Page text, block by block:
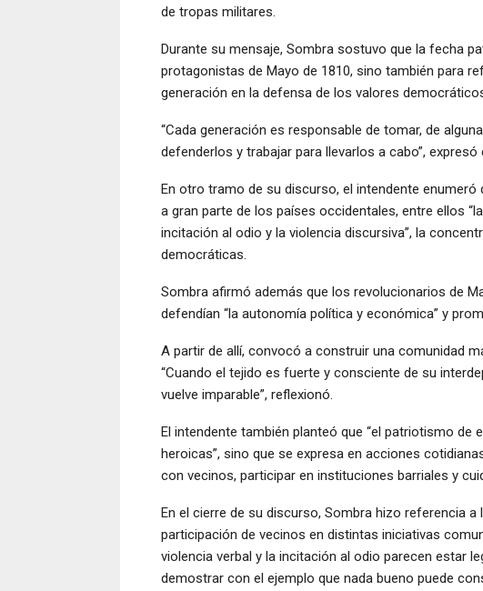
de tropas militares.
Durante su mensaje, Sombra sostuvo que la fecha
protagonistas de Mayo de 1810, sino también para
generación en la defensa de los valores
“Cada generación es responsable de tomar, de
defenderlos y trabajar para llevarlos a cabo”, expresó
En otro tramo de su discurso, el intendente
a gran parte de los países occidentales, entre ellos
incitación al odio y la violencia discursiva”, la
democráticas.
Sombra afirmó además que los revolucionarios de
defendían “la autonomía política y económica” y
A partir de allí, convocó a construir una comunidad
“Cuando el tejido es fuerte y consciente de su
vuelve imparable”, reflexionó.
El intendente también planteó que “el patriotismo
heroicas”, sino que se expresa en acciones
con vecinos, participar en instituciones barriales y
En el cierre de su discurso, Sombra hizo referencia
participación de vecinos en distintas iniciativas
violencia verbal y la incitación al odio parecen estar
demostrar con el ejemplo que nada bueno puede